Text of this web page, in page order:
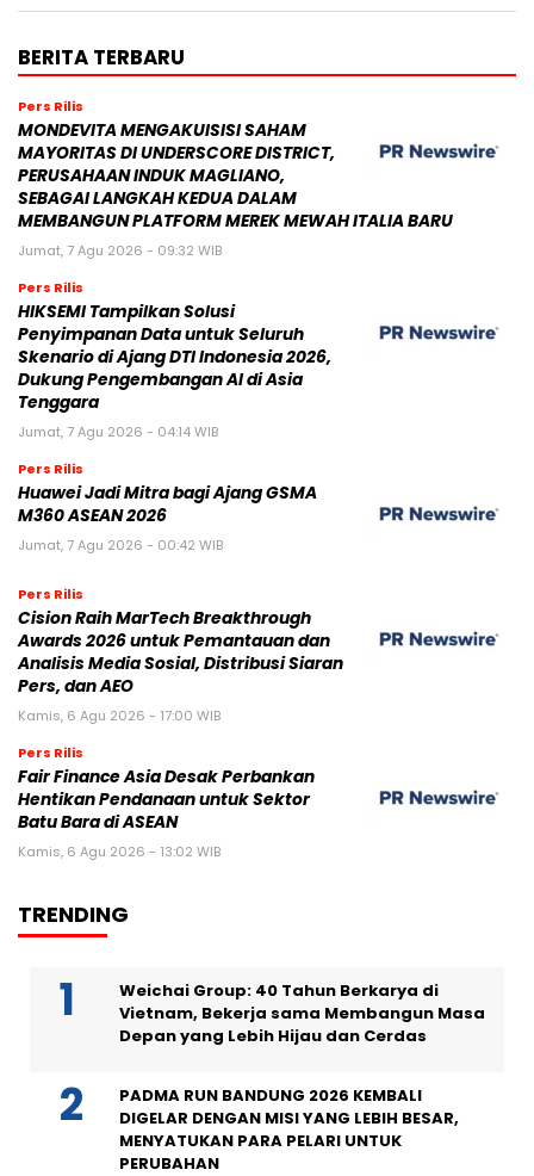
BERITA TERBARU
Pers Rilis
MONDEVITA MENGAKUISISI SAHAM
MAYORITAS DI UNDERSCORE DISTRICT,
PERUSAHAAN INDUK MAGLIANO,
SEBAGAI LANGKAH KEDUA DALAM
MEMBANGUN PLATFORM MEREK MEWAH ITALIA BARU
Jumat, 7 Agu 2026 - 09:32 WIB
Pers Rilis
HIKSEMI Tampilkan Solusi
Penyimpanan Data untuk Seluruh
Skenario di Ajang DTI Indonesia 2026,
Dukung Pengembangan AI di Asia
Tenggara
Jumat, 7 Agu 2026 - 04:14 WIB
Pers Rilis
Huawei Jadi Mitra bagi Ajang GSMA
M360 ASEAN 2026
Jumat, 7 Agu 2026 - 00:42 WIB
Pers Rilis
Cision Raih MarTech Breakthrough
Awards 2026 untuk Pemantauan dan
Analisis Media Sosial, Distribusi Siaran
Pers, dan AEO
Kamis, 6 Agu 2026 - 17:00 WIB
Pers Rilis
Fair Finance Asia Desak Perbankan
Hentikan Pendanaan untuk Sektor
Batu Bara di ASEAN
Kamis, 6 Agu 2026 - 13:02 WIB
TRENDING
Weichai Group: 40 Tahun Berkarya di
Vietnam, Bekerja sama Membangun Masa
Depan yang Lebih Hijau dan Cerdas
PADMA RUN BANDUNG 2026 KEMBALI
DIGELAR DENGAN MISI YANG LEBIH BESAR,
MENYATUKAN PARA PELARI UNTUK
PERUBAHAN